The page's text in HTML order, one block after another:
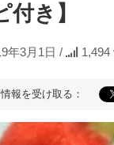
付き】
年3月1日 / 1,494
報を受け取る：